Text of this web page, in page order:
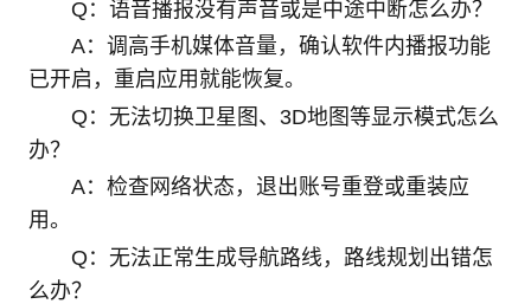
Q：语音播报没有声音或是中途中断怎么办？
A：调高手机媒体音量，确认软件内播报功能
已开启，重启应用就能恢复。
Q：无法切换卫星图、3D地图等显示模式怎么
办？
A：检查网络状态，退出账号重登或重装应
用。
Q：无法正常生成导航路线，路线规划出错怎
么办？